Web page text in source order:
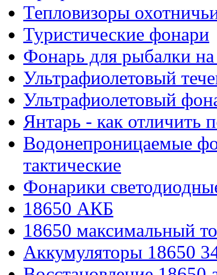
Тепловизоры
Туристические фонари
Фонарь для рыбалки на
Ультрафиолетовый
Ультрафиолетовый
Янтарь - как отличить
Водонепроницаемые
тактические
Фонарики
18650 АКБ
18650 максимальный
Аккумуляторы 18650